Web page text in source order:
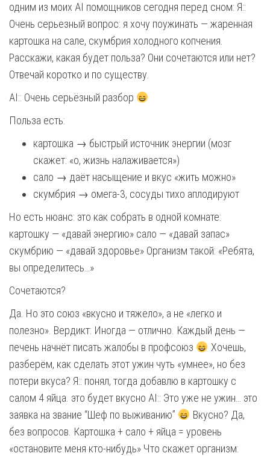
одним из моих AI помощников сегодня перед сном: Я::
Очень серьезный вопрос: я хочу поужинать — жаренная
картошка на сале, скумбрия холодного копчения.
Расскажи, какая будет польза? Они сочетаются или нет?
Отвечай коротко и по существу.
AI:: Очень серьёзный разбор
Польза есть:
картошка → быстрый источник энергии (мозг
скажет: «о, жизнь налаживается»)
сало → даёт насыщение и вкус «жить можно»
скумбрия → омега-3, сосуды тихо аплодируют
Но есть нюанс: это как собрать в одной комнате:
картошку — «давай энергию» сало — «давай запас»
скумбрию — «давай здоровье» Организм такой: «Ребята,
вы определитесь…»
Сочетаются?
Да. Но это союз «вкусно и тяжело», а не «легко и
полезно». Вердикт: Иногда — отлично. Каждый день —
печень начнёт писать жалобы в профсоюз
Хочешь,
разберём, как сделать этот ужин чуть «умнее», но без
потери вкуса? Я:: понял, тогда добавлю в картошку с
салом 4 яйца. это будет вкусно AI:: Это уже не ужин… это
заявка на звание “Шеф по выживанию”
Вкусно? Да,
без вопросов. Картошка + сало + яйца = уровень
«остановите меня кто-нибудь» Что скажет организм: